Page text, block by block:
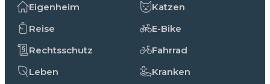
Eigenheim
Reise
Rechtsschutz
Leben
Katzen
E-Bike
Fahrrad
Kranken